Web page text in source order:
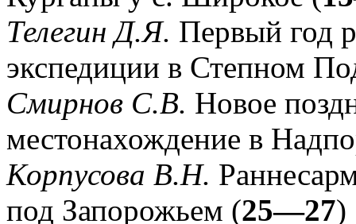
Телегин Д.Я. Первый год
экспедиции в Степном
Смирнов С.В. Новое
местонахождение в
Корпусова В.Н.
под Запорожьем (25—27)